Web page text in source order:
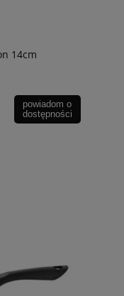
14cm
powiadom o
dostępności